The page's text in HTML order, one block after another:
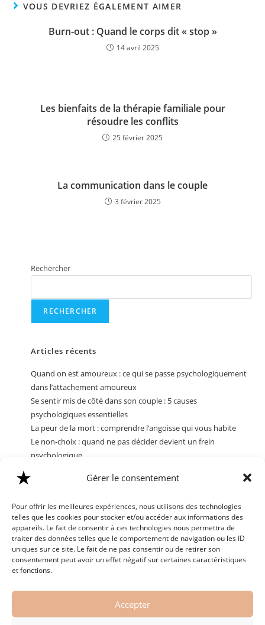
Gérer le consentement
Pour offrir les meilleures expériences, nous utilisons des technologies
telles que les cookies pour stocker et/ou accéder aux informations des
appareils. Le fait de consentir à ces technologies nous permettra de
traiter des données telles que le comportement de navigation ou les ID
uniques sur ce site. Le fait de ne pas consentir ou de retirer son
consentement peut avoir un effet négatif sur certaines caractéristiques
et fonctions.
Accepter
VOUS DEVRIEZ ÉGALEMENT AIMER
Burn-out : Quand le corps dit « stop »
14 avril 2025
Les bienfaits de la thérapie familiale pour
résoudre les conflits
25 février 2025
La communication dans le couple
3 février 2025
Rechercher
RECHERCHER
Articles récents
Quand on est amoureux : ce qui se passe psychologiquement
dans l’attachement amoureux
Se sentir mis de côté dans son couple : 5 causes
psychologiques essentielles
La peur de la mort : comprendre l’angoisse qui vous habite
Le non-choix : quand ne pas décider devient un frein
psychologique
pour y faire face
Commentaires récents
Aucun commentaire à afficher.